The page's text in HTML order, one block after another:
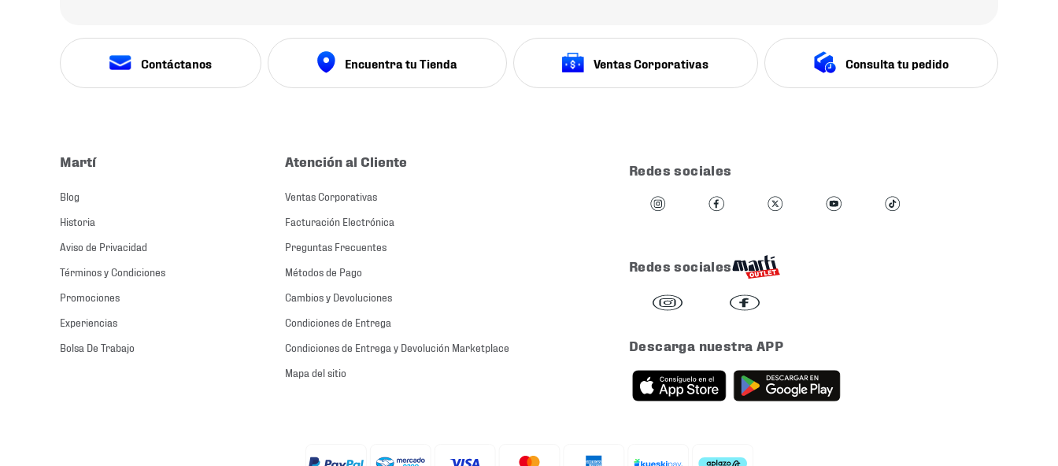
Contáctanos Encuentra tu Tienda Ventas Corporativas Consulta tu pedido
Martí
Blog
Historia
Aviso de Privacidad
Términos y Condiciones
Promociones
Experiencias
Bolsa De Trabajo
Atención al Cliente
Ventas Corporativas
Facturación Electrónica
Preguntas Frecuentes
Métodos de Pago
Cambios y Devoluciones
Condiciones de Entrega
Condiciones de Entrega y Devolución Marketplace
Mapa del sitio
Redes sociales
Redes sociales
Descarga nuestra APP